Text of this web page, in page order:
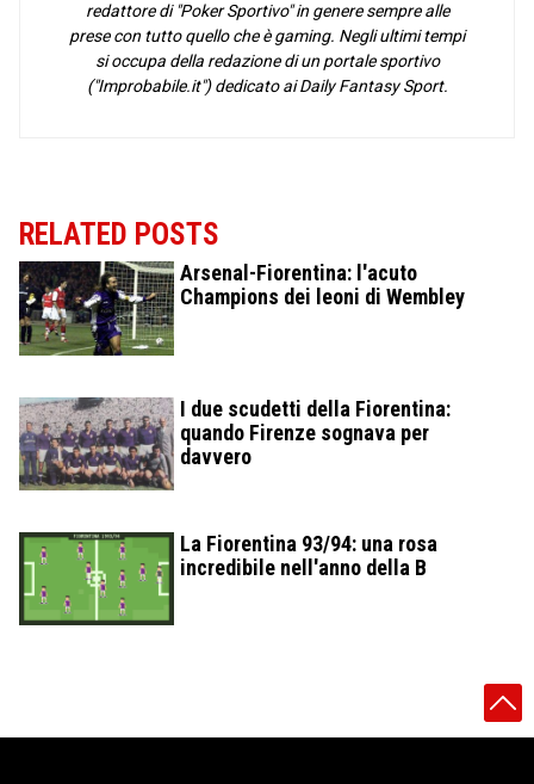
redattore di "Poker Sportivo" in genere sempre alle
prese con tutto quello che è gaming. Negli ultimi tempi
si occupa della redazione di un portale sportivo
("Improbabile.it") dedicato ai Daily Fantasy Sport.
RELATED POSTS
Arsenal-Fiorentina: l'acuto
Champions dei leoni di Wembley
I due scudetti della Fiorentina:
quando Firenze sognava per
davvero
La Fiorentina 93/94: una rosa
incredibile nell'anno della B